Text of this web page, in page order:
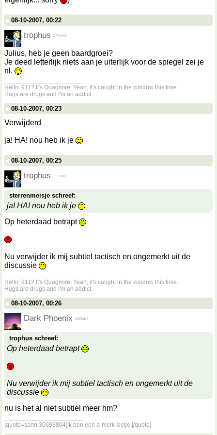
08-10-2007, 00:22
trophus
Julius, heb je geen baardgroei?
Je deed letterlijk niets aan je uiterlijk voor de spiegel zei je
nl.
Hello, 911? It's Quagmire. Yeah, it's caught in the window this time.
Hugs are drugs and I'm an addict.
08-10-2007, 00:23
Verwijderd
ja! HA! nou heb ik je
08-10-2007, 00:25
trophus
sterrenmeisje schreef:
ja! HA! nou heb ik je
Op heterdaad betrapt
Nu verwijder ik mij subtiel tactisch en ongemerkt uit de
discussie
Hello, 911? It's Quagmire. Yeah, it's caught in the window this time.
Hugs are drugs and I'm an addict.
08-10-2007, 00:26
Dark Phoenix
trophus schreef:
Op heterdaad betrapt
Nu verwijder ik mij subtiel tactisch en ongemerkt uit de
discussie
nu is het al niet subtiel meer hm?
[quote=sann;30693804]Ik ben een a-merk sletje.[/quote]